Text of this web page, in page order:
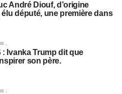
André Diouf, d’origine
député, une première dans
.
: Ivanka Trump dit que
son père.
.